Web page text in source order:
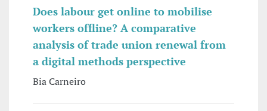
Does labour get online to mobilise
workers offline? A comparative
analysis of trade union renewal from
a digital methods perspective
Bia Carneiro